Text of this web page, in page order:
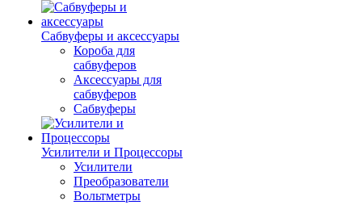
Сабвуферы и аксессуары
Короба для
сабвуферов
Аксессуары для
сабвуферов
Сабвуферы
Усилители и Процессоры
Усилители
Преобразователи
Вольтметры